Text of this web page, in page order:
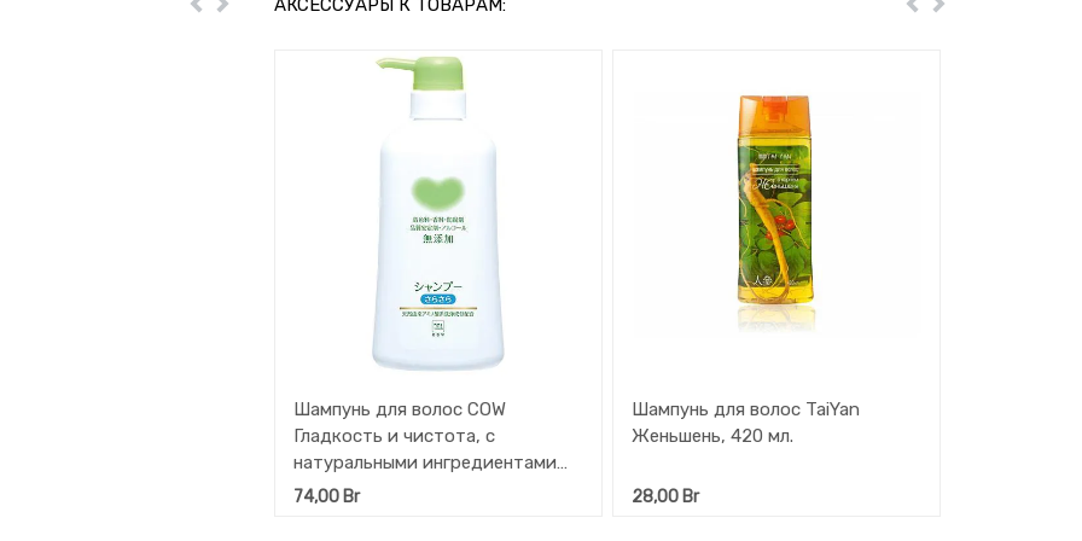
ПредДалее АКСЕССУАРЫ К ТОВАРАМ: ПредДалее
Шампунь для волос COW
Гладкость и чистота, с
натуральными ингредиентами
без добавок 500 мл
74,00Br
Шампунь для волос TaiYan
Женьшень, 420 мл.
28,00 Br